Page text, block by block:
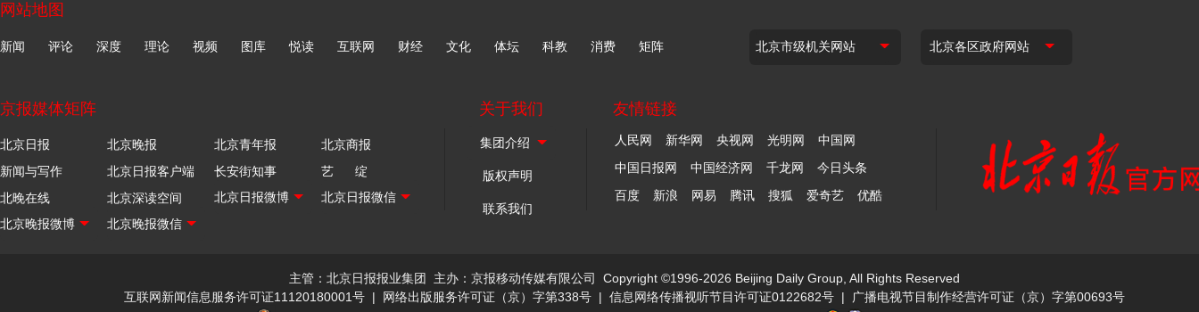
网站地图
新闻 评论 深度 理论 视频 图库 悦读 互联网 财经 文化 体坛 科教 消费 矩阵
京报媒体矩阵
北京日报 北京晚报 北京青年报
北京商报
新闻与写作
北京日报客户端 长安街知事
艺 绽
北晚在线
北京深读空间
关于我们
版权声明
联系我们
友情链接
人民网 新华网 央视网 光明网
中国网
中国日报网
中国经济网 千龙网
今日头条
百度
新浪 网易 腾讯 搜狐 爱奇艺 优酷
主管：北京日报报业集团 主办：京报移动传媒有限公司
Copyright ©1996-2026 Beijing Daily Group, All Rights Reserved
互联网新闻信息服务许可证11120180001号 | 网络出版服务许可证（京）字第338号 | 信息网络传播视听节目许可证0122682号 |
广播电视节目制作经营许可证（京）字第00693号